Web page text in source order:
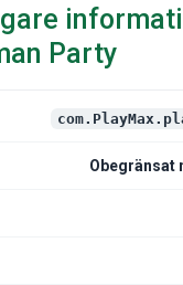
Party
Obegränsat